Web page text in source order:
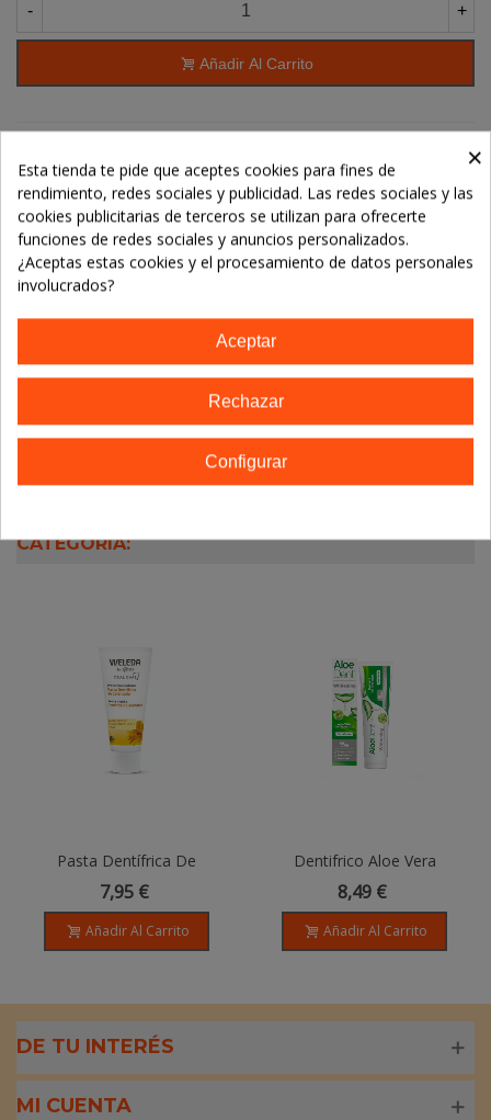
- +
Añadir Al Carrito
Marca: EVICRO MADAL BAL
TE GUSTARÁN
No hay artículos
CATEGORÍA:
Pasta Dentífrica De
Caléndula - 75 Ml
7,95 €
Añadir Al Carrito
Dentifrico Aloe Vera
Blanqueador - 100ml
8,49 €
Añadir Al Carrito
DE TU INTERÉS
MI CUENTA
×
Esta tienda te pide que aceptes cookies para fines de
rendimiento, redes sociales y publicidad. Las redes sociales y las
cookies publicitarias de terceros se utilizan para ofrecerte
funciones de redes sociales y anuncios personalizados.
¿Aceptas estas cookies y el procesamiento de datos personales
involucrados?
Aceptar
Rechazar
Configurar